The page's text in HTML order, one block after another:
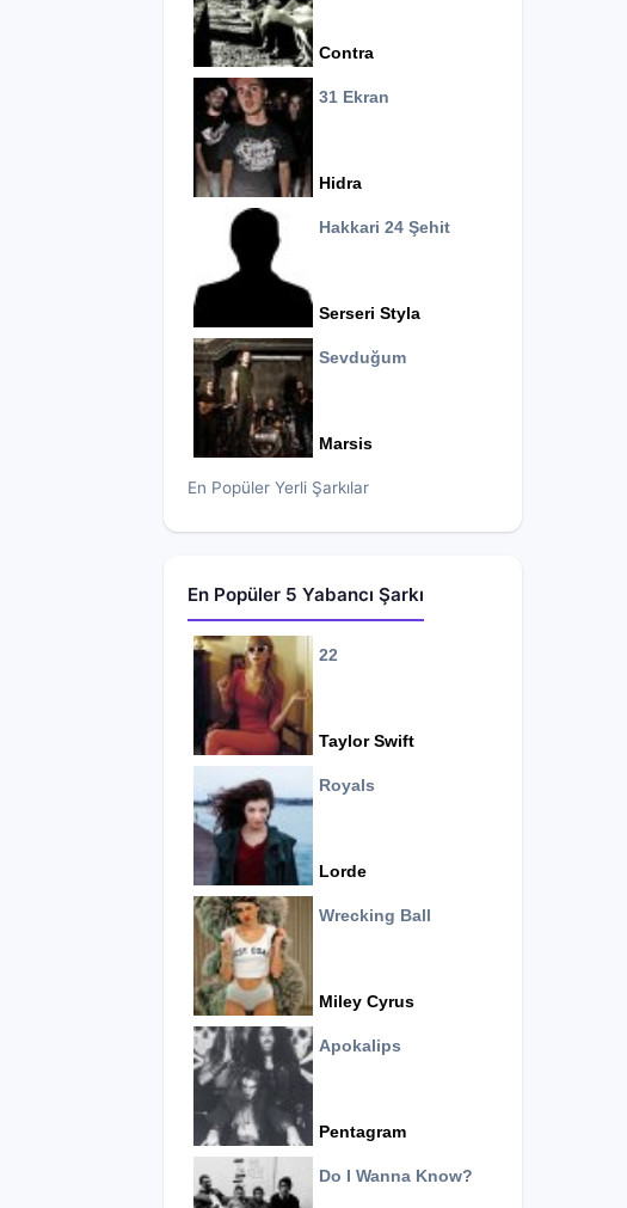
Contra
31 Ekran
Hidra
Hakkari 24 Şehit
Serseri Styla
Sevduğum
Marsis
En Popüler Yerli Şarkılar
En Popüler 5 Yabancı Şarkı
22
Taylor Swift
Royals
Lorde
Wrecking Ball
Miley Cyrus
Apokalips
Pentagram
Do I Wanna Know?